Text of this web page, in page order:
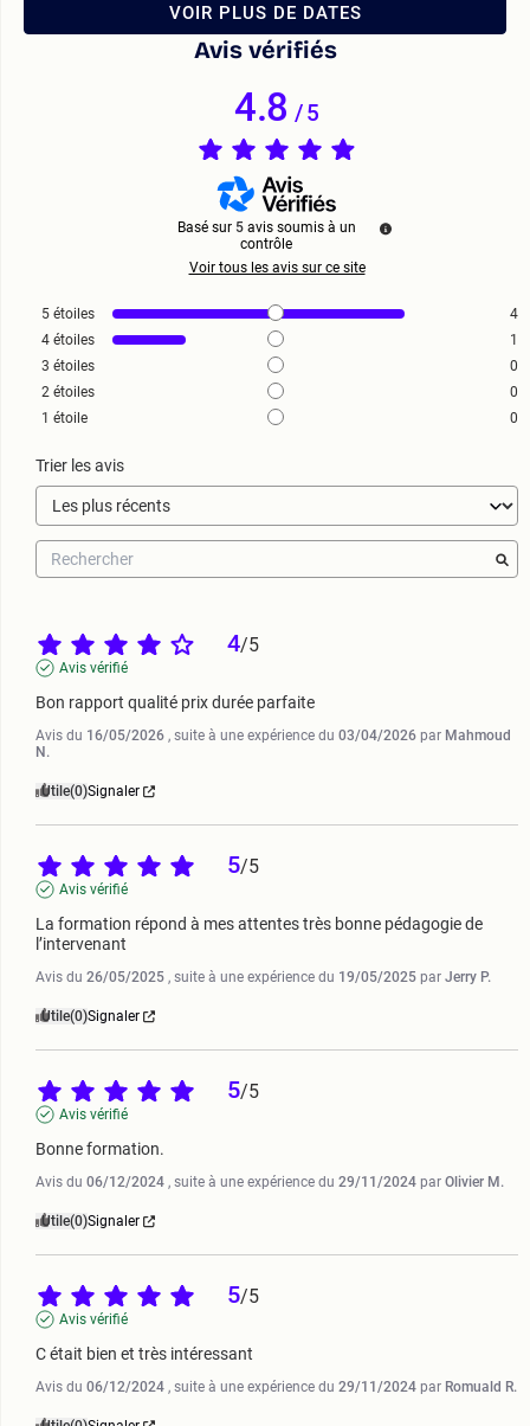
VOIR PLUS DE DATES
Avis vérifiés
4.8/5
Basé sur 5 avis soumis à un
contrôle
Voir tous les avis sur ce site
5 étoiles
4
4 étoiles
1
3 étoiles
0
2 étoiles
0
1 étoile 0
Trier les avis
4/5
Avis vérifié
Bon rapport qualité prix durée parfaite
Avis du 16/05/2026 , suite à une expérience du 03/04/2026 par Mahmoud
N.
Utile(0)Signaler
5/5
Avis vérifié
La formation répond à mes attentes très bonne pédagogie de
l’intervenant
Avis du 26/05/2025 , suite à une expérience du 19/05/2025 par Jerry P.
Utile(0)Signaler
5/5
Avis vérifié
Bonne formation.
Avis du 06/12/2024 , suite à une expérience du 29/11/2024 par Olivier M.
Utile(0)Signaler
5/5
Avis vérifié
C était bien et très intéressant
Avis du 06/12/2024 , suite à une expérience du 29/11/2024 par Romuald R.